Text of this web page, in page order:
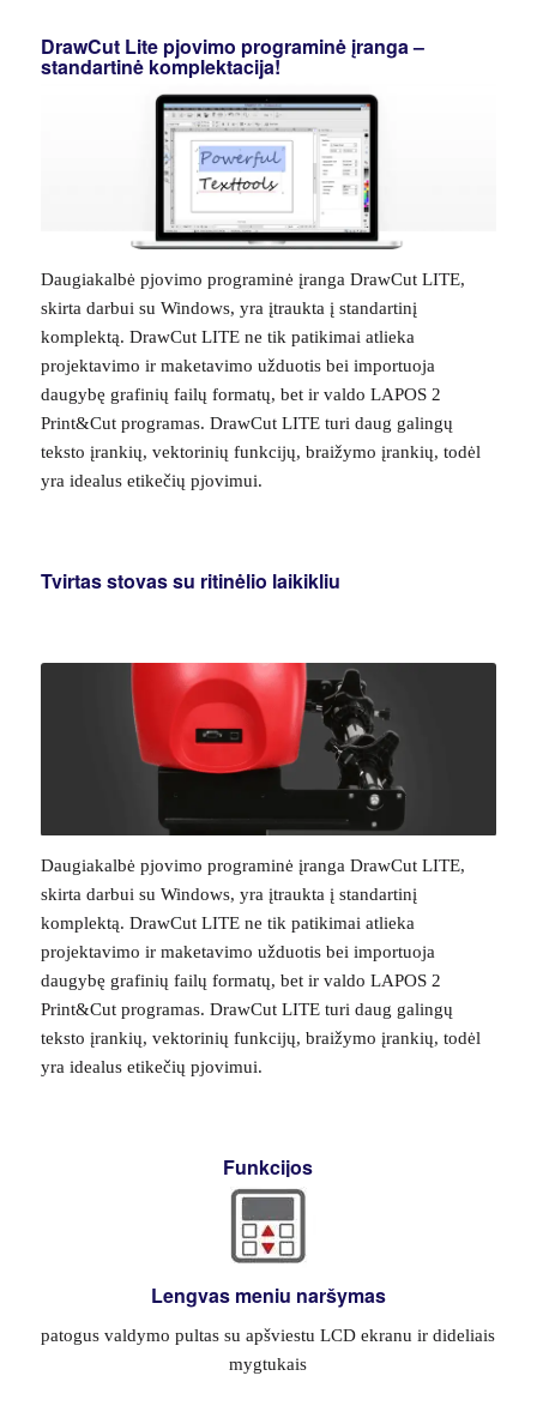
DrawCut Lite pjovimo programinė įranga –
standartinė komplektacija!
Daugiakalbė pjovimo programinė įranga DrawCut LITE,
skirta darbui su Windows, yra įtraukta į standartinį
komplektą. DrawCut LITE ne tik patikimai atlieka
projektavimo ir maketavimo užduotis bei importuoja
daugybę grafinių failų formatų, bet ir valdo LAPOS 2
Print&Cut programas. DrawCut LITE turi daug galingų
teksto įrankių, vektorinių funkcijų, braižymo įrankių, todėl
yra idealus etikečių pjovimui.
Tvirtas stovas su ritinėlio laikikliu
Daugiakalbė pjovimo programinė įranga DrawCut LITE,
skirta darbui su Windows, yra įtraukta į standartinį
komplektą. DrawCut LITE ne tik patikimai atlieka
projektavimo ir maketavimo užduotis bei importuoja
daugybę grafinių failų formatų, bet ir valdo LAPOS 2
Print&Cut programas. DrawCut LITE turi daug galingų
teksto įrankių, vektorinių funkcijų, braižymo įrankių, todėl
yra idealus etikečių pjovimui.
Funkcijos
Lengvas meniu naršymas
patogus valdymo pultas su apšviestu LCD ekranu ir dideliais
mygtukais